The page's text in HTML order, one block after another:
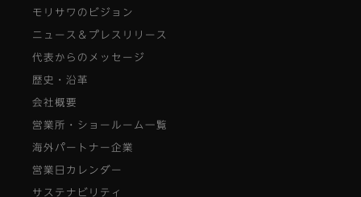
モリサワのビジョン
ニュース＆プレスリリース
代表からのメッセージ
歴史・沿革
会社概要
営業所・ショールーム一覧
海外パートナー企業
営業日カレンダー
サステナビリティ